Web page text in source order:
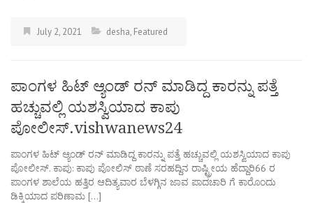
July 2, 2021 desha, Featured
ಪಾಂಗಳ ಹಿಟ್ ಆ್ಯಂಡ್ ರನ್ ಮಾಡಿದ್ದ ಕಾರನ್ನು ಪತ್ತೆ
ಹಚ್ಚುವಲ್ಲಿ ಯಶಸ್ವಿಯಾದ ಕಾಪು‌
ಪೋಲೀಸ್.vishwanews24
ಪಾಂಗಳ ಹಿಟ್ ಆ್ಯಂಡ್ ರನ್ ಮಾಡಿದ್ದ ಕಾರನ್ನು ಪತ್ತೆ ಹಚ್ಚುವಲ್ಲಿ ಯಶಸ್ವಿಯಾದ ಕಾಪು‌
ಪೋಲೀಸ್. ಕಾಪು: ಕಾಪು ಪೋಲಿಸ್ ಠಾಣೆ ಸರಹದ್ದಿನ ರಾಷ್ಟ್ರೀಯ ಹೆದ್ದಾರಿ66 ರ
ಪಾಂಗಳ ಶಾಲೆಯ ಹತ್ತಿರ ಆದಿತ್ಯವಾರ ಬೆಳಗ್ಗಿನ ಜಾವ ಪಾದಚಾರಿ ಗೆ ಕಾರೊಂದು
ಡಿಕ್ಕಿಯಾದ ಪರಿಣಾಮ […]